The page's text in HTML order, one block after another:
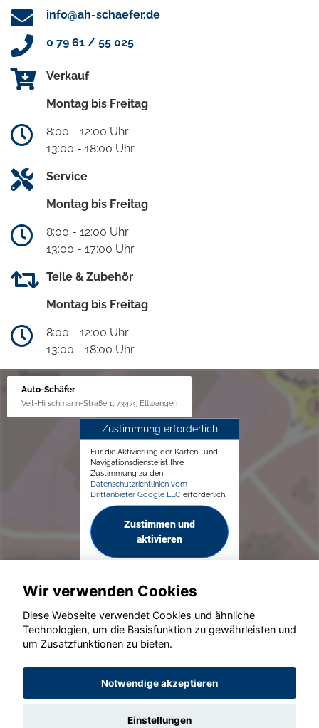
info@ah-schaefer.de
0 79 61 / 55 025
Verkauf
Montag bis Freitag
8:00 - 12:00 Uhr
13:00 - 18:00 Uhr
Service
Montag bis Freitag
8:00 - 12:00 Uhr
13:00 - 17:00 Uhr
Teile & Zubehör
Montag bis Freitag
8:00 - 12:00 Uhr
13:00 - 18:00 Uhr
Auto-Schäfer
Veit-Hirschmann-Straße 1, 73479 Ellwangen
Zustimmung erforderlich
Für die Aktivierung der Karten- und
Navigationsdienste ist Ihre
Zustimmung zu den
Datenschutzrichtlinien vom
Drittanbieter Google LLC erforderlich.
Zustimmen und
aktivieren
© konjunkturmotor.de GmbH 2020 - 2026
Wir verwenden Cookies
Diese Webseite verwendet Cookies und ähnliche
Technologien, um die Basisfunktion zu gewährleisten und
um Zusatzfunktionen zu bieten.
Notwendige akzeptieren
Einstellungen